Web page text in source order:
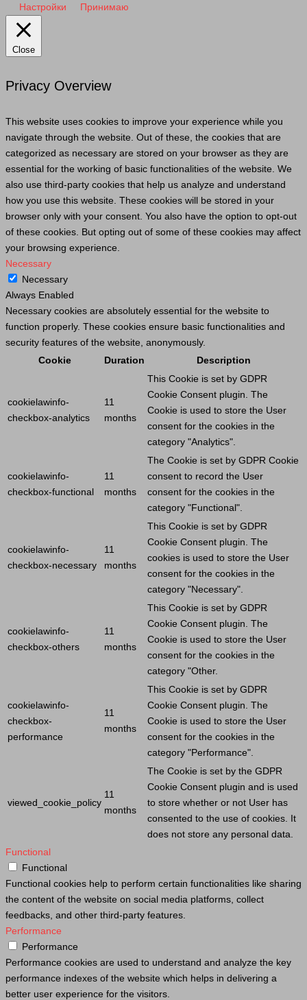
Настройки
Принимаю
Close
Privacy Overview
This website uses cookies to improve your experience while you
navigate through the website. Out of these, the cookies that are
categorized as necessary are stored on your browser as they are
essential for the working of basic functionalities of the website. We
also use third-party cookies that help us analyze and understand
how you use this website. These cookies will be stored in your
browser only with your consent. You also have the option to opt-out
of these cookies. But opting out of some of these cookies may affect
your browsing experience.
Necessary
Necessary
Always Enabled
Necessary cookies are absolutely essential for the website to
function properly. These cookies ensure basic functionalities and
security features of the website, anonymously.
Cookie
Duration Description
cookielawinfo-
checkbox-analytics
11
months
This Cookie is set by GDPR
Cookie Consent plugin. The
Cookie is used to store the User
consent for the cookies in the
category "Analytics".
cookielawinfo-
checkbox-functional
11
months
The Cookie is set by GDPR Cookie
consent to record the User
consent for the cookies in the
category "Functional".
cookielawinfo-
checkbox-necessary
11
months
This Cookie is set by GDPR
Cookie Consent plugin. The
cookies is used to store the User
consent for the cookies in the
category "Necessary".
cookielawinfo-
checkbox-others
11
months
This Cookie is set by GDPR
Cookie Consent plugin. The
Cookie is used to store the User
consent for the cookies in the
category "Other.
cookielawinfo-
checkbox-
performance
11
months
This Cookie is set by GDPR
Cookie Consent plugin. The
Cookie is used to store the User
consent for the cookies in the
category "Performance".
viewed_cookie_policy
11
months
The Cookie is set by the GDPR
Cookie Consent plugin and is used
to store whether or not User has
consented to the use of cookies. It
does not store any personal data.
Functional
Functional
Functional cookies help to perform certain functionalities like sharing
the content of the website on social media platforms, collect
feedbacks, and other third-party features.
Performance
Performance
Performance cookies are used to understand and analyze the key
performance indexes of the website which helps in delivering a
better user experience for the visitors.